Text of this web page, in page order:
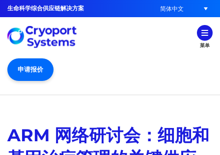
生命科学综合供应链解决方案 简体中文
菜单
申请报价
ARM 网络研讨会：细胞和